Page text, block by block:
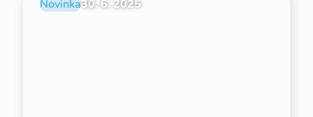
Novinka30. 6. 2025